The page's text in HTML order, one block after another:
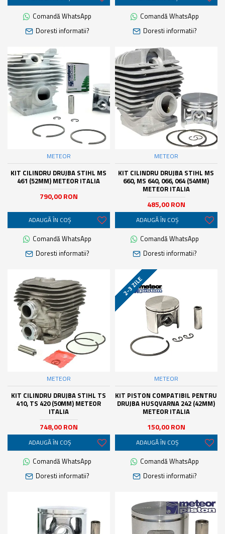
Comandă WhatsApp
Doresti informatii?
Comandă WhatsApp
Doresti informatii?
METEOR
KIT CILINDRU DRUJBA STIHL MS
461 (52MM) METEOR ITALIA
790,00 RON
ADAUGĂ ÎN COŞ
Comandă WhatsApp
Doresti informatii?
METEOR
KIT CILINDRU DRUJBA STIHL MS
660, MS 640, 066, 064 (54MM)
METEOR ITALIA
485,00 RON
ADAUGĂ ÎN COŞ
Comandă WhatsApp
Doresti informatii?
METEOR
KIT CILINDRU DRUJBA STIHL TS
410, TS 420 (50MM) METEOR
ITALIA
748,00 RON
ADAUGĂ ÎN COŞ
Comandă WhatsApp
Doresti informatii?
2-3 ZILE
METEOR
KIT PISTON COMPATIBIL PENTRU
DRUJBA HUSQVARNA 242 (42MM)
METEOR ITALIA
150,00 RON
ADAUGĂ ÎN COŞ
Comandă WhatsApp
Doresti informatii?